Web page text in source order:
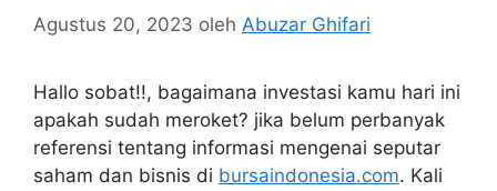
Agustus 20, 2023 oleh Abuzar Ghifari
Hallo sobat!!, bagaimana investasi kamu hari ini
apakah sudah meroket? jika belum perbanyak
referensi tentang informasi mengenai seputar
saham dan bisnis di bursaindonesia.com. Kali